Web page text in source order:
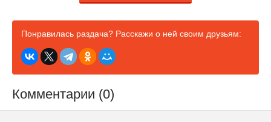
Понравилась раздача? Расскажи о ней своим друзьям:
Комментарии (0)